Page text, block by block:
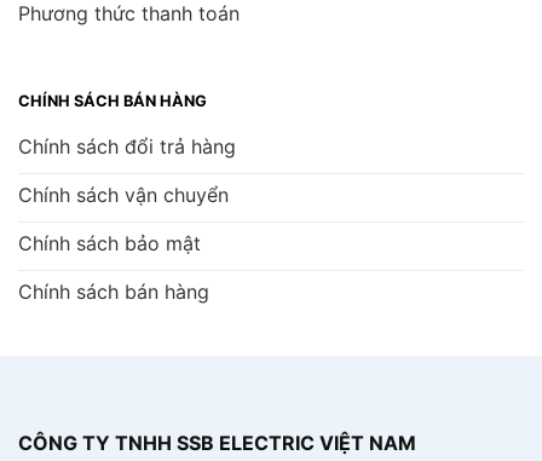
Phương thức thanh toán
CHÍNH SÁCH BÁN HÀNG
Chính sách đổi trả hàng
Chính sách vận chuyển
Chính sách bảo mật
Chính sách bán hàng
CÔNG TY TNHH SSB ELECTRIC VIỆT NAM